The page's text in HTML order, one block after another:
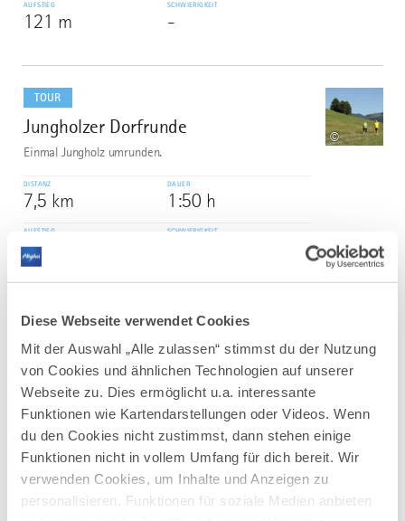
Diese Webseite verwendet Cookies
Mit der Auswahl „Alle zulassen“ stimmst du der Nutzung
von Cookies und ähnlichen Technologien auf unserer
Webseite zu. Dies ermöglicht u.a. interessante
Funktionen wie Kartendarstellungen oder Videos. Wenn
du den Cookies nicht zustimmst, dann stehen einige
Funktionen nicht in vollem Umfang für dich bereit. Wir
verwenden Cookies, um Inhalte und Anzeigen zu
personalisieren, Funktionen für soziale Medien anbieten
AUFSTIEG
121 m
SCHWIERIGKEIT
-
TOUR
3
Jungholzer Dorfrunde
©
Einmal Jungholz umrunden.
DISTANZ
7,5 km
DAUER
1:50 h
AUFSTIEG
221 m
SCHWIERIGKEIT
dazu
TOUR
4
Nordic Walking I Bad Wörishofen
©
In und um Bad Wörishofen stehen Ihnen
fünf Terrainkurwege (blau punktierte Linie) und drei
Nordic-Walking-Runden mit unterschiedlichen Längen
und Schwierigkeitsgraden zur Verfügung.
Die ausgeschilderten Touren führen durch die hügelige
Wohlfühllandschaft des...
dazu